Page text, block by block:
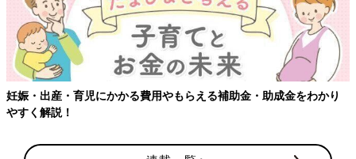
【ワクチン接種できるものも】妊婦の感染症対策、知っておいて！